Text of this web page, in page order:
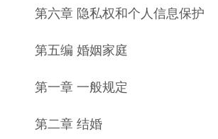
第六章 隐私权和个人信息保护
第五编 婚姻家庭
第一章 一般规定
第二章 结婚